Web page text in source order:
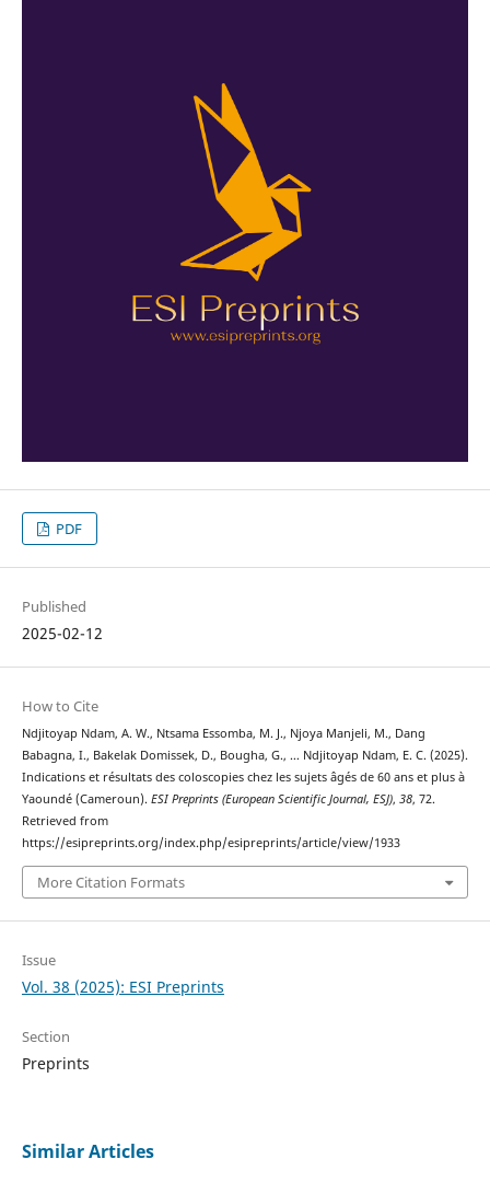
PDF
Published
2025-02-12
How to Cite
Ndjitoyap Ndam, A. W., Ntsama Essomba, M. J., Njoya Manjeli, M., Dang
Babagna, I., Bakelak Domissek, D., Bougha, G., … Ndjitoyap Ndam, E. C. (2025).
Indications et résultats des coloscopies chez les sujets âgés de 60 ans et plus à
Yaoundé (Cameroun). ESI Preprints (European Scientific Journal, ESJ), 38, 72.
Retrieved from
https://esipreprints.org/index.php/esipreprints/article/view/1933
More Citation Formats
Issue
Vol. 38 (2025): ESI Preprints
Section
Preprints
Similar Articles